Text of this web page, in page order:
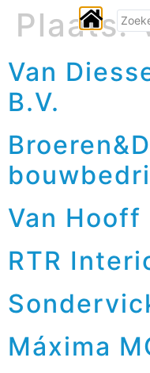
Plaats:
Van
B.V.
Van Hooff
RTR
Máxima